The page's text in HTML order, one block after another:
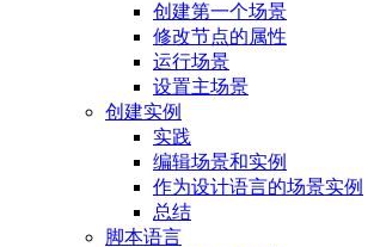
创建第一个场景
修改节点的属性
运行场景
设置主场景
创建实例
实践
编辑场景和实例
作为设计语言的场景实例
总结
脚本语言